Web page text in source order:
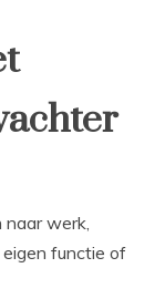
werk,
functie of